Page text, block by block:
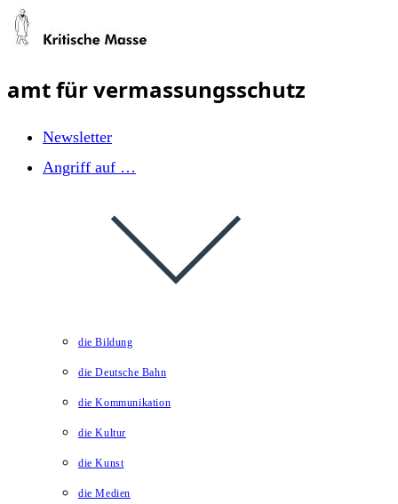
Zum
springen
amt für vermassungsschutz
Newsletter
Angriff auf …
die Bildung
die Deutsche Bahn
die Kommunikation
die Kultur
die Kunst
die Medien